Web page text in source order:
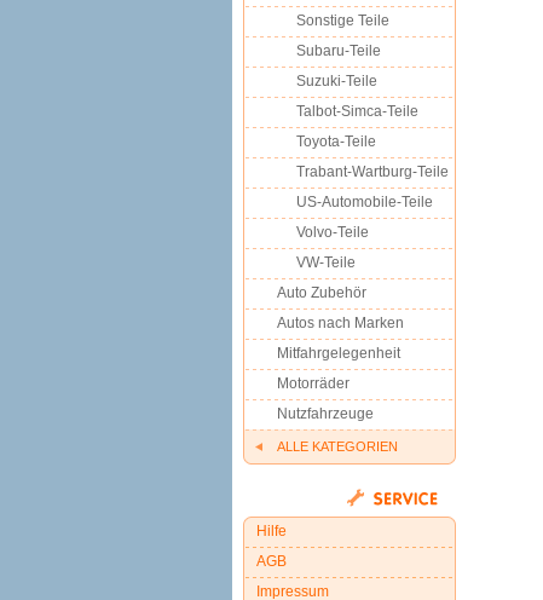
Sonstige Teile
Subaru-Teile
Suzuki-Teile
Talbot-Simca-Teile
Toyota-Teile
Trabant-Wartburg-Teile
US-Automobile-Teile
Volvo-Teile
VW-Teile
Auto Zubehör
Autos nach Marken
Mitfahrgelegenheit
Motorräder
Nutzfahrzeuge
ALLE KATEGORIEN
Hilfe
AGB
Impressum